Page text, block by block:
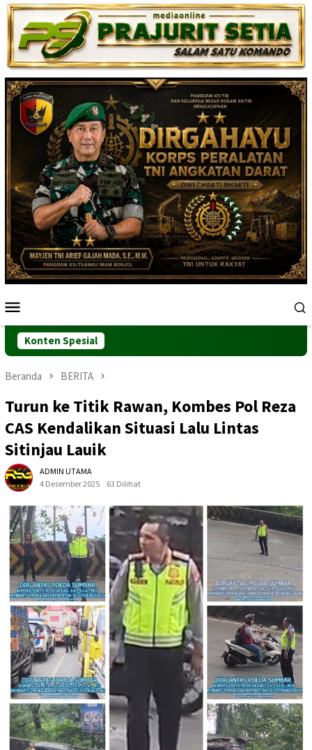
Loncat
ke
konten
Mobile
Konten Spesial
Beranda BERITA
Turun ke Titik Rawan, Kombes Pol Reza
CAS Kendalikan Situasi Lalu Lintas
Sitinjau Lauik
ADMIN UTAMA
4 Desember 2025
63 Dilihat